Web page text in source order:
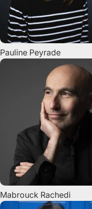
Pauline Peyrade
Mabrouck Rachedi